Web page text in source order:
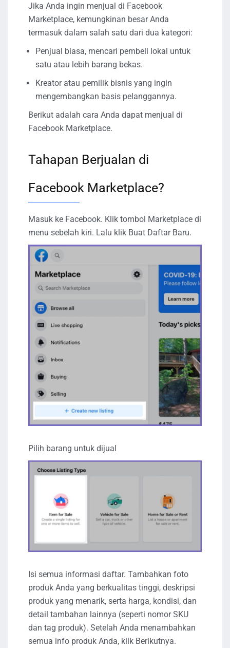
Jika Anda ingin menjual di Facebook
Marketplace, kemungkinan besar Anda
termasuk dalam salah satu dari dua kategori:
Penjual biasa, mencari pembeli lokal untuk
satu atau lebih barang bekas.
Kreator atau pemilik bisnis yang ingin
mengembangkan basis pelanggannya.
Berikut adalah cara Anda dapat menjual di
Facebook Marketplace.
Tahapan Berjualan di
Facebook Marketplace?
Masuk ke Facebook. Klik tombol Marketplace di
menu sebelah kiri. Lalu klik Buat Daftar Baru.
Pilih barang untuk dijual
Isi semua informasi daftar. Tambahkan foto
produk Anda yang berkualitas tinggi, deskripsi
produk yang menarik, serta harga, kondisi, dan
detail tambahan lainnya (seperti nomor SKU
dan tag produk). Setelah Anda menambahkan
semua info produk Anda, klik Berikutnya.